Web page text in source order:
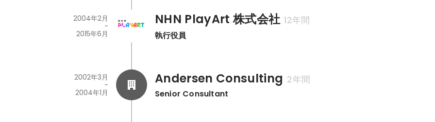
NHN PlayArt 株式会社 12年間
執行役員
2004年2月
-
2015年6月
Andersen Consulting 2年間
Senior Consultant
2002年3月
-
2004年1月